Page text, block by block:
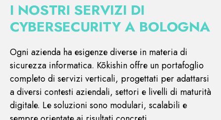
I NOSTRI SERVIZI DI
CYBERSECURITY A BOLOGNA
Ogni azienda ha esigenze diverse in materia di
sicurezza informatica. Kōkishin offre un portafoglio
completo di servizi verticali, progettati per adattarsi
a diversi contesti aziendali, settori e livelli di maturità
digitale. Le soluzioni sono modulari, scalabili e